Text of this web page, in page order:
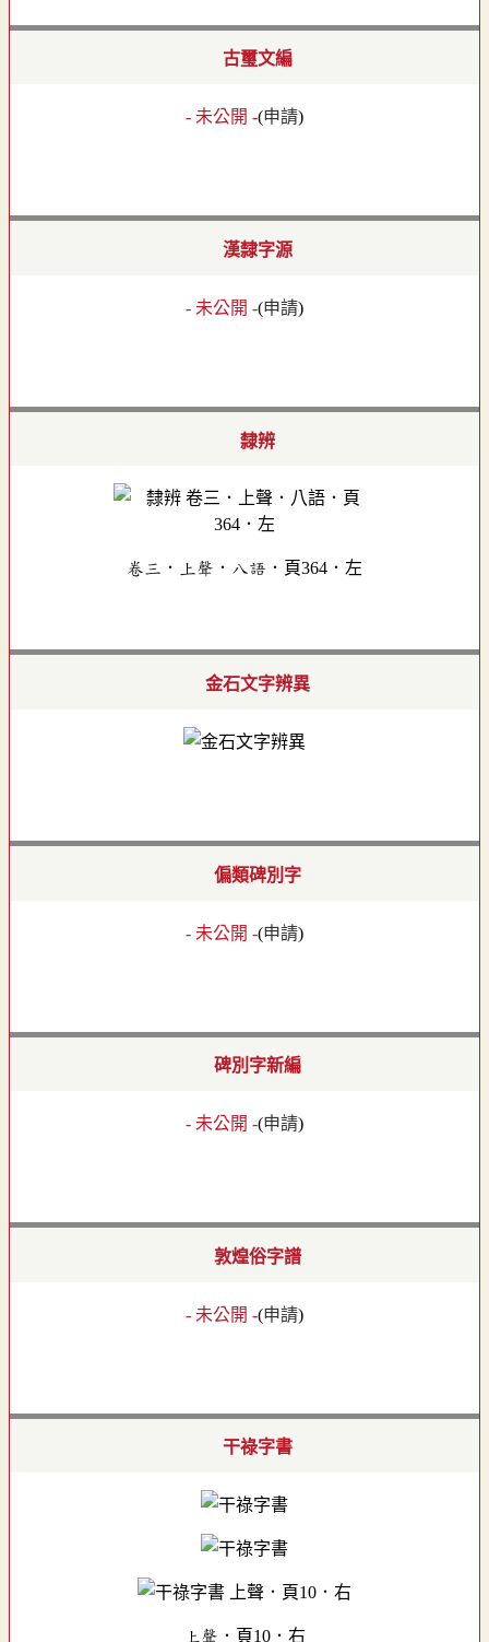
古璽文編
- 未公開 -(申請)
漢隸字源
- 未公開 -(申請)
隸辨
卷三．上聲．八語．頁364．左
金石文字辨異
偏類碑別字
- 未公開 -(申請)
碑別字新編
- 未公開 -(申請)
敦煌俗字譜
- 未公開 -(申請)
干祿字書
上聲．頁10．右